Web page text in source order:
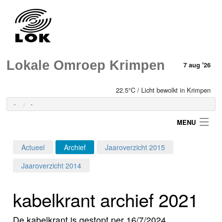
Lokale Omroep Krimpen 7 aug '26
22.5°C / Licht bewolkt in Krimpen
- -
MENU
Programma's
Actueel Archief
Jaaroverzicht 2015
Jaaroverzicht 2014
kabelkrant archief 2021